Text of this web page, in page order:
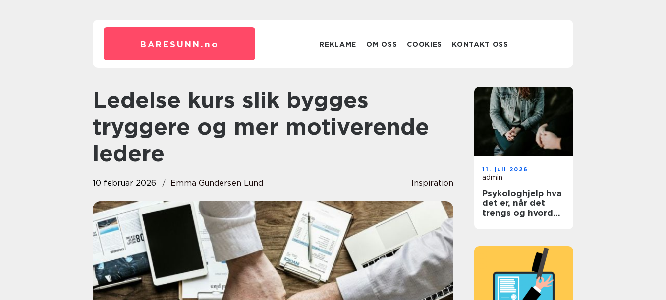
BARESUNN. no REKLAME OM OSS COOKIES KONTAKT OSS
Ledelse kurs slik bygges
tryggere og mer motiverende
ledere
10 februar 2026 Emma Gundersen Lund Inspiration
11. juli 2026
admin
Psykologhjelp hva
det er, når det
trengs og hvordan